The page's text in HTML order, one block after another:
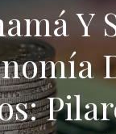
Y